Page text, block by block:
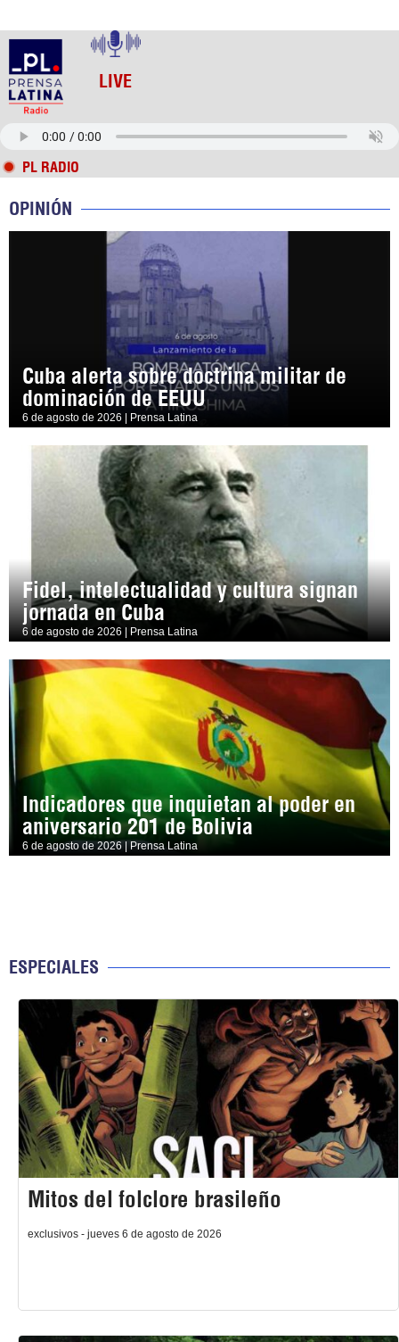
LIVE
PL RADIO
OPINIÓN
Cuba alerta sobre doctrina militar de
dominación de EEUU
6 de agosto de 2026 | Prensa Latina
Fidel, intelectualidad y cultura signan
jornada en Cuba
6 de agosto de 2026 | Prensa Latina
Indicadores que inquietan al poder en
aniversario 201 de Bolivia
6 de agosto de 2026 | Prensa Latina
ESPECIALES
Mitos del folclore brasileño
exclusivos - jueves 6 de agosto de 2026